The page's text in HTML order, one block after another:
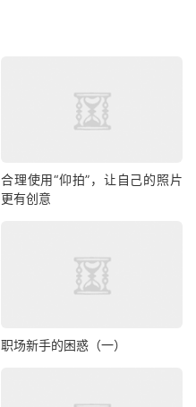
合理使用“仰拍”，让自己的照片
更有创意
职场新手的困惑（一）